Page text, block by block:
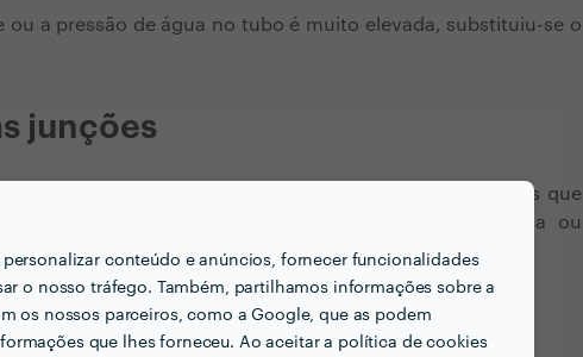
conteúdo e anúncios, fornecer funcionalidades
o nosso tráfego. Também, partilhamos informações sobre a
os nossos parceiros, como a Google, que as podem
que lhes forneceu. Ao aceitar a política de cookies
a pressão de água no tubo é muito elevada, substituiu-se o
junções
. É nessas zonas que
A reparação pode ser feita com fita adesiva própria ou